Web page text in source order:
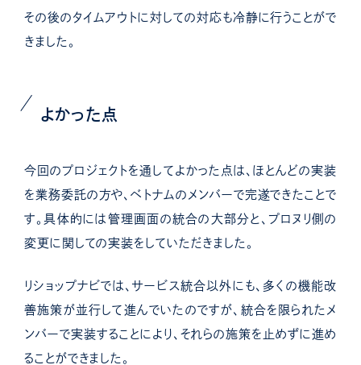
その後のタイムアウトに対しての対応も冷静に行うことがで
きました。
よかった点
今回のプロジェクトを通してよかった点は、ほとんどの実装
を業務委託の方や、ベトナムのメンバーで完遂できたことで
す。具体的には管理画面の統合の大部分と、プロヌリ側の
変更に関しての実装をしていただきました。
リショップナビでは、 サービス統合以外にも、多くの機能改
善施策が並行して進んでいたのですが、 統合を限られたメ
ンバーで実装することにより、それらの施策を止めずに進め
ることができました。